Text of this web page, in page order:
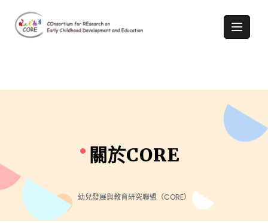
關於CORE
幼兒發展與教育研究聯盟（CORE）